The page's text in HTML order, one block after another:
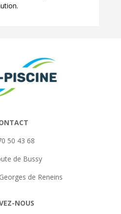
50 43 68
de Bussy
de Reneins
NOUS